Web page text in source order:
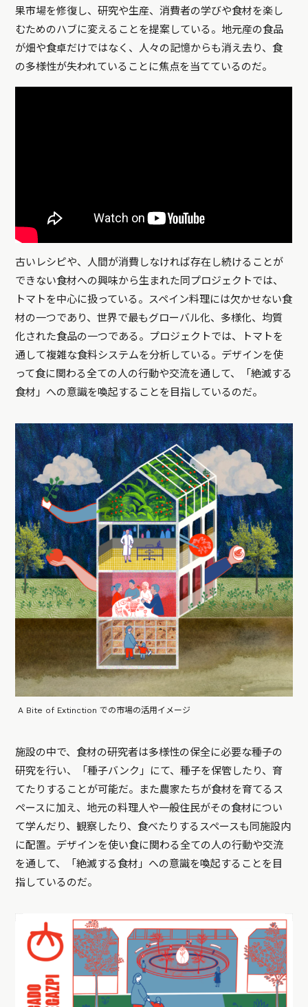
果市場を修復し、研究や生産、消費者の学びや食材を楽し
むためのハブに変えることを提案している。地元産の食品
が畑や食卓だけではなく、人々の記憶からも消え去り、食
の多様性が失われていることに焦点を当てているのだ。
古いレシピや、人間が消費しなければ存在し続けることが
できない食材への興味から生まれた同プロジェクトでは、
トマトを中心に扱っている。スペイン料理には欠かせない食
材の一つであり、世界で最もグローバル化、多様化、均質
化された食品の一つである。プロジェクトでは、トマトを
通して複雑な食料システムを分析している。デザインを使
って食に関わる全ての人の行動や交流を通して、「絶滅する
食材」への意識を喚起することを目指しているのだ。
A Bite of Extinction での市場の活用イメージ
施設の中で、食材の研究者は多様性の保全に必要な種子の
研究を行い、「種子バンク」にて、種子を保管したり、育
てたりすることが可能だ。また農家たちが食材を育てるス
ペースに加え、地元の料理人や一般住民がその食材につい
て学んだり、観察したり、食べたりするスペースも同施設内
に配置。デザインを使い食に関わる全ての人の行動や交流
を通して、「絶滅する食材」への意識を喚起することを目
指しているのだ。